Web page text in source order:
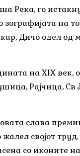
Река, го
на
Дичо одел од
на XIX век,
Рајчица,
слава
својот
со иконите